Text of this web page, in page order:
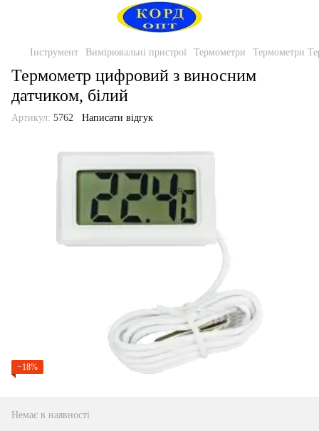
Інструмент Вимірювальні пристрої Термометри Термометри
Термометр цифровий з виносним
датчиком, білий
Артикул: 5762 Написати відгук
−18%
Немає в наявності